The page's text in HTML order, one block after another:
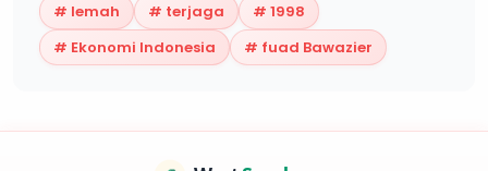
# lemah # terjaga # 1998
# Ekonomi Indonesia # fuad Bawazier